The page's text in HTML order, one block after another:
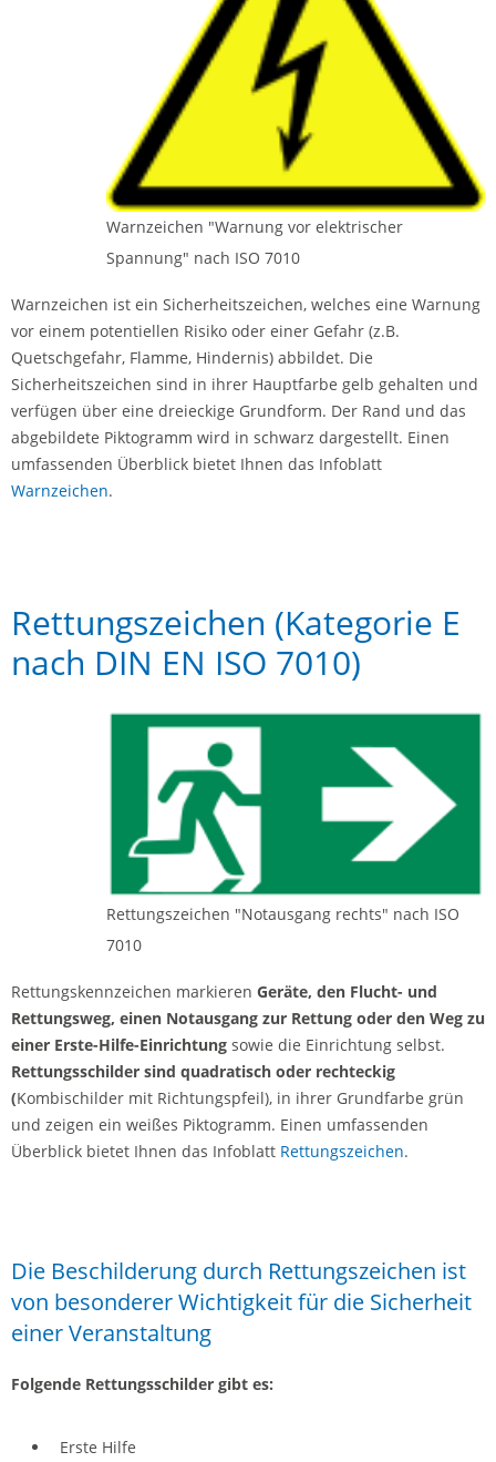
Warnzeichen "Warnung vor elektrischer
Spannung" nach ISO 7010
Warnzeichen ist ein Sicherheitszeichen, welches eine Warnung
vor einem potentiellen Risiko oder einer Gefahr (z.B.
Quetschgefahr, Flamme, Hindernis) abbildet. Die
Sicherheitszeichen sind in ihrer Hauptfarbe gelb gehalten und
verfügen über eine dreieckige Grundform. Der Rand und das
abgebildete Piktogramm wird in schwarz dargestellt. Einen
umfassenden Überblick bietet Ihnen das Infoblatt
Warnzeichen.
Rettungszeichen (Kategorie E
nach DIN EN ISO 7010)
Rettungszeichen "Notausgang rechts" nach ISO
7010
Rettungskennzeichen markieren Geräte, den Flucht- und
Rettungsweg, einen Notausgang zur Rettung oder den Weg zu
einer Erste-Hilfe-Einrichtung sowie die Einrichtung selbst.
Rettungsschilder sind quadratisch oder rechteckig
(Kombischilder mit Richtungspfeil), in ihrer Grundfarbe grün
und zeigen ein weißes Piktogramm. Einen umfassenden
Überblick bietet Ihnen das Infoblatt Rettungszeichen.
Die Beschilderung durch Rettungszeichen ist
von besonderer Wichtigkeit für die Sicherheit
einer Veranstaltung
Folgende Rettungsschilder gibt es:
Erste Hilfe